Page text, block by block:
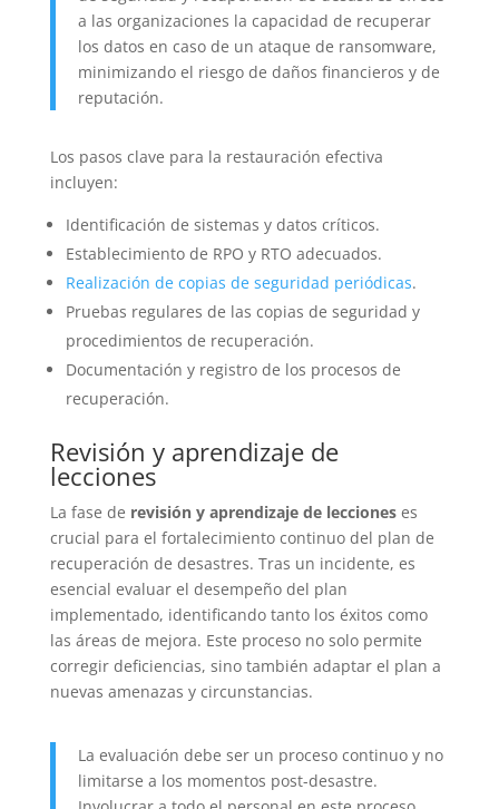
a las organizaciones la capacidad de recuperar
los datos en caso de un ataque de ransomware,
minimizando el riesgo de daños financieros y de
reputación.
Los pasos clave para la restauración efectiva
incluyen:
Identificación de sistemas y datos críticos.
Establecimiento de RPO y RTO adecuados.
Realización de copias de seguridad periódicas.
Pruebas regulares de las copias de seguridad y
procedimientos de recuperación.
Documentación y registro de los procesos de
recuperación.
Revisión y aprendizaje de
lecciones
La fase de revisión y aprendizaje de leccioneses
crucial para el fortalecimiento continuo del plan de
recuperación de desastres. Tras un incidente, es
esencial evaluar el desempeño del plan
implementado, identificando tanto los éxitos como
las áreas de mejora. Este proceso no solo permite
corregir deficiencias, sino también adaptar el plan a
nuevas amenazas y circunstancias.
La evaluación debe ser un proceso continuo y no
limitarse a los momentos post-desastre.